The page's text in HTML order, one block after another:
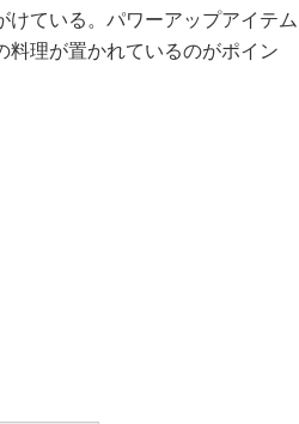
けている。パワーアップアイテム
料理が置かれているのがポイン